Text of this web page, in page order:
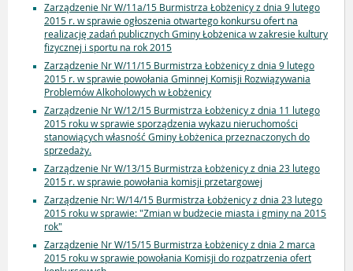
Zarządzenie Nr W/11a/15 Burmistrza Łobżenicy z dnia 9 lutego
2015 r. w sprawie ogłoszenia otwartego konkursu ofert na
realizację zadań publicznych Gminy Łobżenica w zakresie kultury
fizycznej i sportu na rok 2015
Zarządzenie Nr W/11/15 Burmistrza Łobżenicy z dnia 9 lutego
2015 r. w sprawie powołania Gminnej Komisji Rozwiązywania
Problemów Alkoholowych w Łobżenicy
Zarządzenie Nr W/12/15 Burmistrza Łobżenicy z dnia 11 lutego
2015 roku w sprawie sporządzenia wykazu nieruchomości
stanowiących własność Gminy Łobżenica przeznaczonych do
sprzedaży.
Zarządzenie Nr W/13/15 Burmistrza Łobżenicy z dnia 23 lutego
2015 r. w sprawie powołania komisji przetargowej
Zarządzenie Nr: W/14/15 Burmistrza Łobżenicy z dnia 23 lutego
2015 roku w sprawie: "Zmian w budżecie miasta i gminy na 2015
rok"
Zarządzenie Nr W/15/15 Burmistrza Łobżenicy z dnia 2 marca
2015 roku w sprawie powołania Komisji do rozpatrzenia ofert